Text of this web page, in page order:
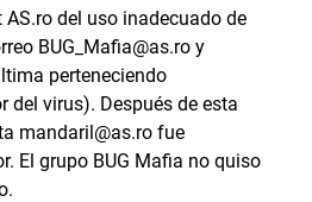
AS.ro del uso inadecuado de
BUG_Mafia@as.roy
perteneciendo
del virus). Después de esta
mandaril@as.rofue
El grupo BUG Mafia no quiso